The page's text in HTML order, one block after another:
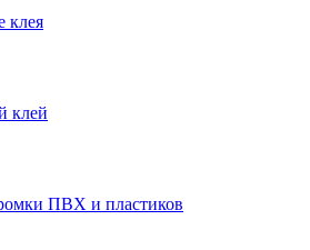
клея
клей
ПВХ и пластиков